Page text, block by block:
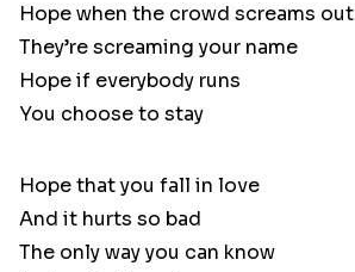
Hope when the crowd screams out
They’re screaming your name
Hope if everybody runs
You choose to stay
Hope that you fall in love
And it hurts so bad
The only way you can know